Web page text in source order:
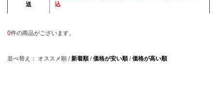
送
込
0件の商品がございます。
並べ替え： オススメ順 /新着順 /価格が安い順 /価格が高い順